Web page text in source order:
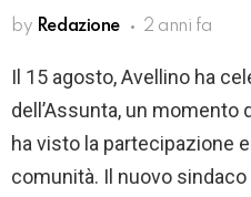
by Redazione 2 anni fa
Il 15 agosto, Avellino ha
dell’Assunta, un
ha visto la partecipazione
comunità. Il nuovo sindaco